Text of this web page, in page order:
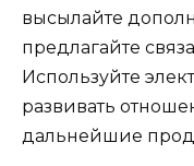
высылайте
предлагайте
Используйте
развивать
дальнейшие